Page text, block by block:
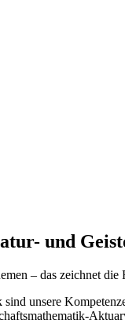
und
– das zeichnet die
unsere